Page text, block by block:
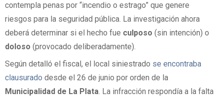
contempla penas por “incendio o estrago” que genere
riesgos para la seguridad pública. La investigación ahora
deberá determinar si el hecho fue culposo (sin intención) o
doloso (provocado deliberadamente).
Según detalló el fiscal, el local siniestrado se encontraba
clausurado desde el 26 de junio por orden de la
Municipalidad de La Plata. La infracción respondía a la falta